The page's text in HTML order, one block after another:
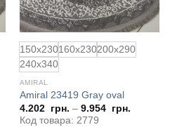
150x230160x230200x290
240x340
AMIRAL
Amiral 23419 Gray oval
4.202 грн. – 9.954 грн.
Код товара: 2779